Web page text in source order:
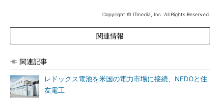
Copyright © ITmedia, Inc. All Rights Reserved.
関連情報
関連記事
レドックス電池を米国の電力市場に接続、NEDOと住
友電工